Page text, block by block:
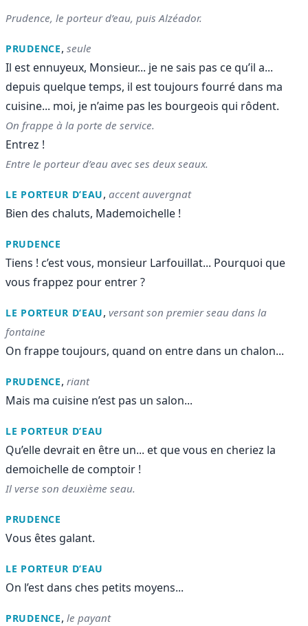
Prudence, le porteur d’eau, puis Alzéador.
PRUDENCE, seule
Il est ennuyeux, Monsieur... je ne sais pas ce qu’il a...
depuis quelque temps, il est toujours fourré dans ma
cuisine... moi, je n’aime pas les bourgeois qui rôdent.
On frappe à la porte de service.
Entrez !
Entre le porteur d’eau avec ses deux seaux.
LE PORTEUR D’EAU,accent auvergnat
Bien des chaluts, Mademoichelle !
PRUDENCE
Tiens ! c’est vous, monsieur Larfouillat... Pourquoi que
vous frappez pour entrer ?
LE PORTEUR D’EAU,versant son premier seau dans la
fontaine
On frappe toujours, quand on entre dans un chalon...
PRUDENCE, riant
Mais ma cuisine n’est pas un salon...
LE PORTEUR D’EAU
Qu’elle devrait en être un... et que vous en cheriez la
demoichelle de comptoir !
Il verse son deuxième seau.
PRUDENCE
Vous êtes galant.
LE PORTEUR D’EAU
On l’est dans ches petits moyens...
PRUDENCE, le payant